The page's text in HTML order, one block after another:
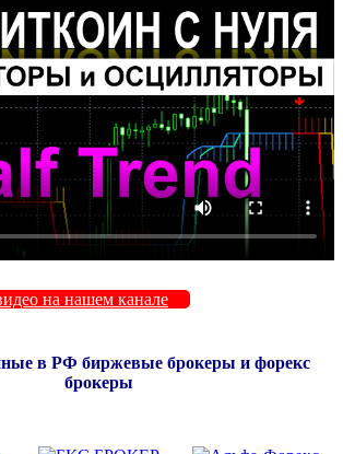
на нашем канале
в РФ биржевые брокеры и форекс
брокеры